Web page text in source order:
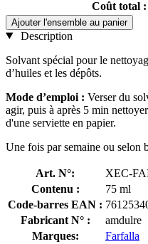
Coût total :
Ajouter l'ensemble au panier
Description
Solvant spécial pour le
d’huiles et les dépôts.
Mode d’emploi : Verser du
agir, puis à après 5 min
d'une serviette en papier.
Une fois par semaine ou selon
Art. N°:
XEC-
Contenu :
75 ml
Code-barres EAN :
Fabricant N° :
amdulre
Marques:
Farfalla